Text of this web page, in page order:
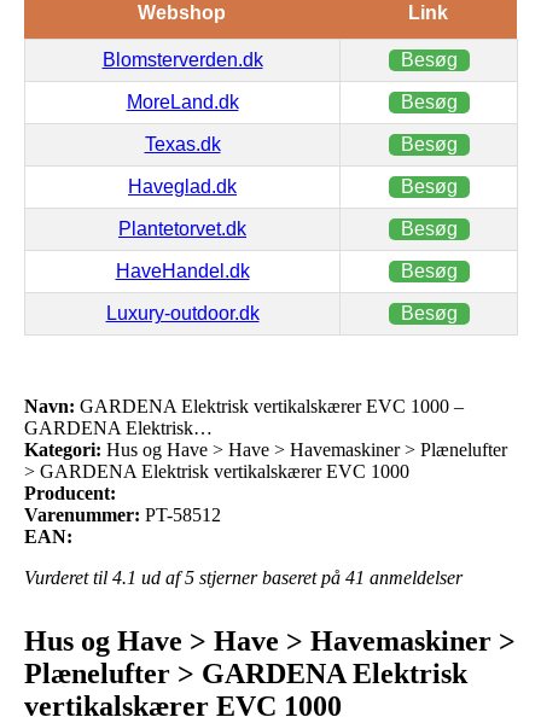
Webshop Link
Blomsterverden.dk Besøg
MoreLand.dk Besøg
Texas.dk Besøg
Haveglad.dk Besøg
Plantetorvet.dk Besøg
HaveHandel.dk Besøg
Luxury-outdoor.dk Besøg
Navn: GARDENA Elektrisk vertikalskærer EVC 1000 –
GARDENA Elektrisk…
Kategori: Hus og Have > Have > Havemaskiner > Plænelufter
> GARDENA Elektrisk vertikalskærer EVC 1000
Producent:
Varenummer: PT-58512
EAN:
Vurderet til 4.1 ud af 5 stjerner baseret på 41 anmeldelser
Hus og Have > Have > Havemaskiner >
Plænelufter > GARDENA Elektrisk
vertikalskærer EVC 1000